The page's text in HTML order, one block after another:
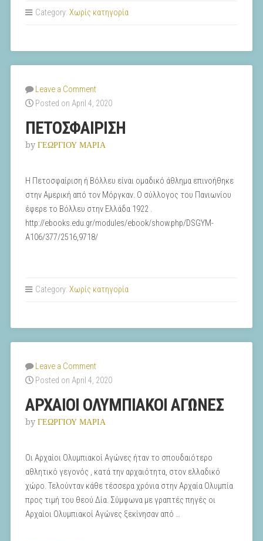
ΑΝΑΠΗΡΙΑ”
Category: Χωρίς κατηγορία
Leave a Comment
Posted on April 4, 2020
ΠΕΤΟΣΦΑΙΡΙΣΗ
by ΓΕΩΡΓΙΟΥ ΜΑΡΙΑ
Η Πετοσφαίριση ή Βόλλευ είναι ομαδικό άθλημα επινοήθηκε
στην Αμερική από τον Μόργκαν. Ο σύλλογος του Πανιωνίου
έφερε το Βόλλευ στην Ελλάδα 1922 .
http://ebooks.edu.gr/modules/ebook/show.php/DSGYM-
A106/377/2516,9718/
Category: Χωρίς κατηγορία
Leave a Comment
Posted on April 4, 2020
ΑΡΧΑΙΟΙ ΟΛΥΜΠΙΑΚΟΙ ΑΓΩΝΕΣ
by ΓΕΩΡΓΙΟΥ ΜΑΡΙΑ
Οι Αρχαίοι Ολυμπιακοί Αγώνες ήταν το σπουδαιότερο
αθλητικό γεγονός , κατά την αρχαιότητα, στον ελλαδικό
χώρο. Τελούνταν κάθε τέσσερα χρόνια στην Αρχαία Ολυμπία
προς τιμή του θεού Δία. Σύμφωνα με γραπτές πηγές οι
Αρχαίοι Ολυμπιακοί Αγώνες ξεκίνησαν από …